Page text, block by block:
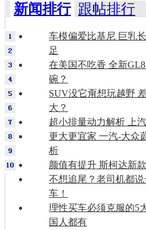
新闻排行 跟帖排行
车模偏爱比基尼 巨乳
足
在美国不吃香 全新
碗？
SUV没它甭想玩越野
大？
超小排量动力解析 上
更大更宜家 一汽-大众
析
颜值有提升 斯柯达新
不想追尾？老司机都
车！
理性买车必须克服的5
国人都有